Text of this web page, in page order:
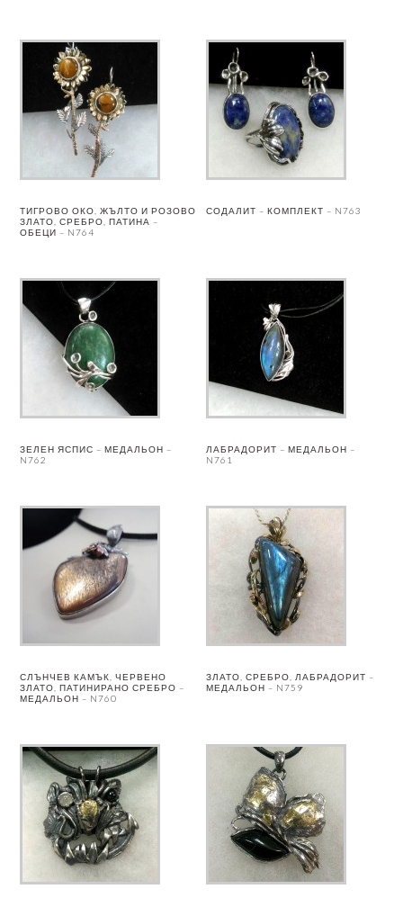
ТИГРОВО ОКО, ЖЪЛТО И РОЗОВО
ЗЛАТО, СРЕБРО, ПАТИНА –
ОБЕЦИ – N764
СОДАЛИТ – КОМПЛЕКТ – N763
ЗЕЛЕН ЯСПИС – МЕДАЛЬОН –
N762
ЛАБРАДОРИТ – МЕДАЛЬОН –
N761
СЛЪНЧЕВ КАМЪК, ЧЕРВЕНО
ЗЛАТО, ПАТИНИРАНО СРЕБРО –
МЕДАЛЬОН – N760
ЗЛАТО, СРЕБРО, ЛАБРАДОРИТ –
МЕДАЛЬОН – N759